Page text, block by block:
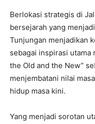
Berlokasi strategis di
bersejarah yang
Tunjungan menjadikan
sebagai inspirasi utama
the Old and the New”
menjembatani nilai
hidup masa kini.
Yang menjadi sorotan